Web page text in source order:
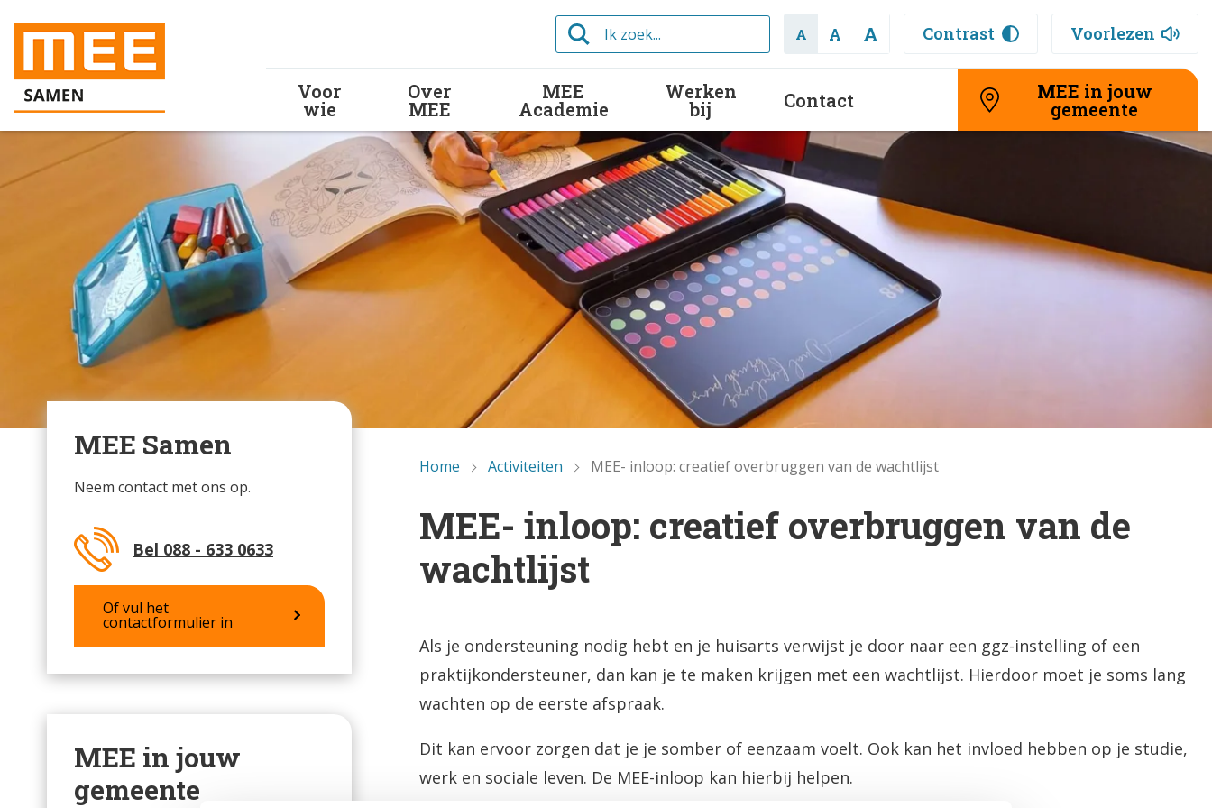
Ik
zoek...
A A A Contrast Voorlezen
Voor
wie
Over
MEE
MEE
Academie
Werken
bij Contact MEE in jouw
gemeente
MEE Samen
Neem contact met ons op.
Bel 088 - 633 0633
Of vul het
contactformulier in
MEE in jouw
gemeente
Home Activiteiten MEE- inloop: creatief overbruggen van de wachtlijst
MEE- inloop: creatief overbruggen van de
wachtlijst
Als je ondersteuning nodig hebt en je huisarts verwijst je door naar een ggz-instelling of een
praktijkondersteuner, dan kan je te maken krijgen met een wachtlijst. Hierdoor moet je soms lang
wachten op de eerste afspraak.
Dit kan ervoor zorgen dat je je somber of eenzaam voelt. Ook kan het invloed hebben op je studie,
werk en sociale leven. De MEE-inloop kan hierbij helpen.